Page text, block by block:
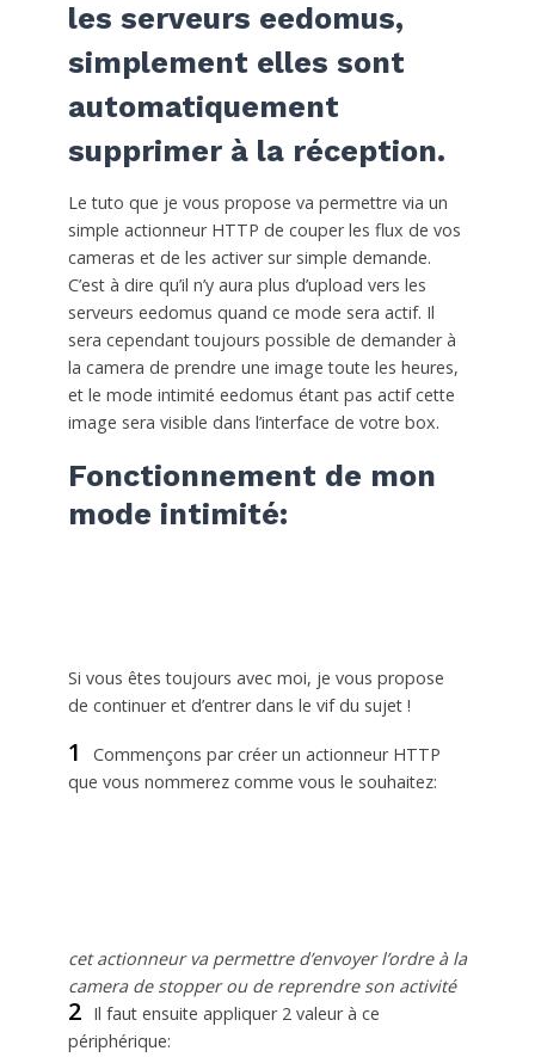
les serveurs eedomus,
simplement elles sont
automatiquement
supprimer à la réception.
Le tuto que je vous propose va permettre via un
simple actionneur HTTP de couper les flux de vos
cameras et de les activer sur simple demande.
C’est à dire qu’il n’y aura plus d’upload vers les
serveurs eedomus quand ce mode sera actif. Il
sera cependant toujours possible de demander à
la camera de prendre une image toute les heures,
et le mode intimité eedomus étant pas actif cette
image sera visible dans l’interface de votre box.
Fonctionnement de mon
mode intimité:
Si vous êtes toujours avec moi, je vous propose
de continuer et d’entrer dans le vif du sujet !
1
Commençons par créer un actionneur HTTP
que vous nommerez comme vous le souhaitez:
cet actionneur va permettre d’envoyer l’ordre à la
camera de stopper ou de reprendre son activité
2
Il faut ensuite appliquer 2 valeur à ce
périphérique: